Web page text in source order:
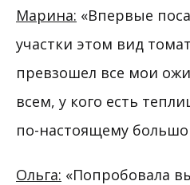
Марина: «Впервые
участки этом вид
превзошел все мои
всем, у кого есть
по-настоящему
Ольга: «Попробовала